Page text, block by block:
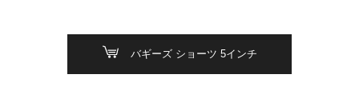
バギーズ ショーツ 5インチ